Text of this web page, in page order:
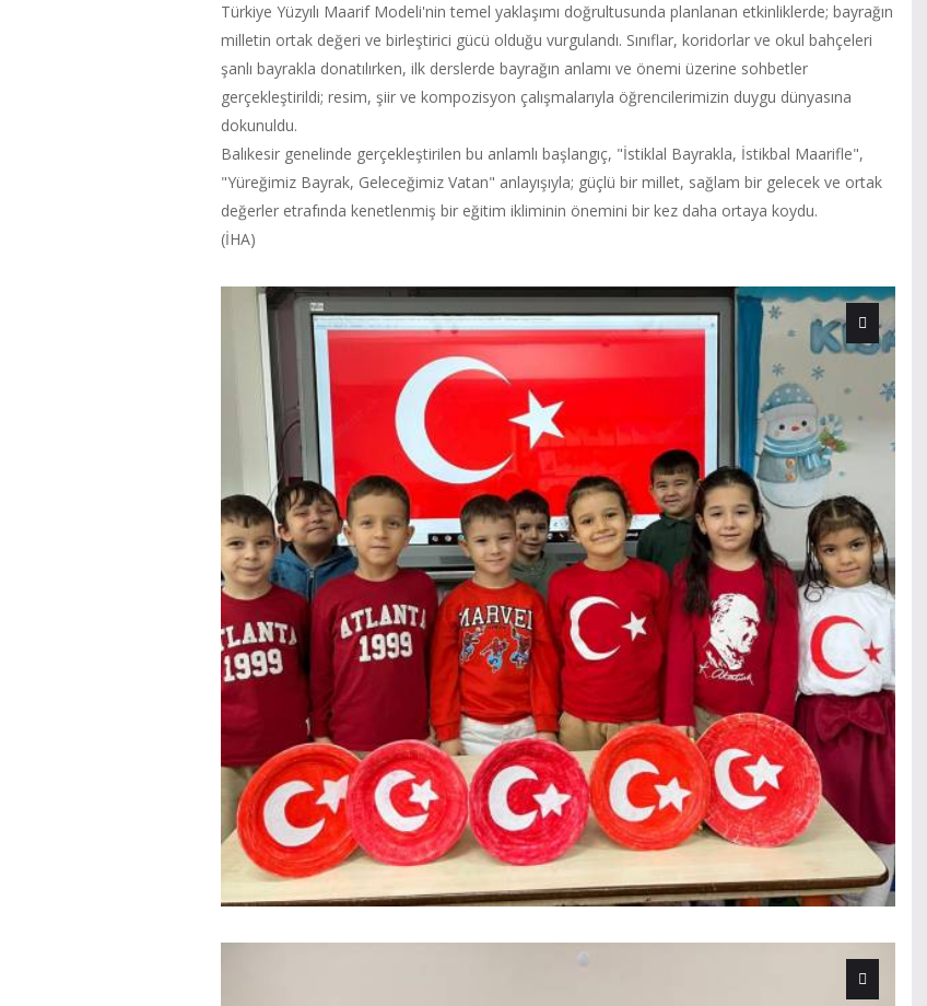
Türkiye Yüzyılı Maarif Modeli'nin temel yaklaşımı doğrultusunda planlanan etkinliklerde; bayrağın
milletin ortak değeri ve birleştirici gücü olduğu vurgulandı. Sınıflar, koridorlar ve okul bahçeleri
şanlı bayrakla donatılırken, ilk derslerde bayrağın anlamı ve önemi üzerine sohbetler
gerçekleştirildi; resim, şiir ve kompozisyon çalışmalarıyla öğrencilerimizin duygu dünyasına
dokunuldu.
Balıkesir genelinde gerçekleştirilen bu anlamlı başlangıç, "İstiklal Bayrakla, İstikbal Maarifle",
"Yüreğimiz Bayrak, Geleceğimiz Vatan" anlayışıyla; güçlü bir millet, sağlam bir gelecek ve ortak
değerler etrafında kenetlenmiş bir eğitim ikliminin önemini bir kez daha ortaya koydu.
(İHA)